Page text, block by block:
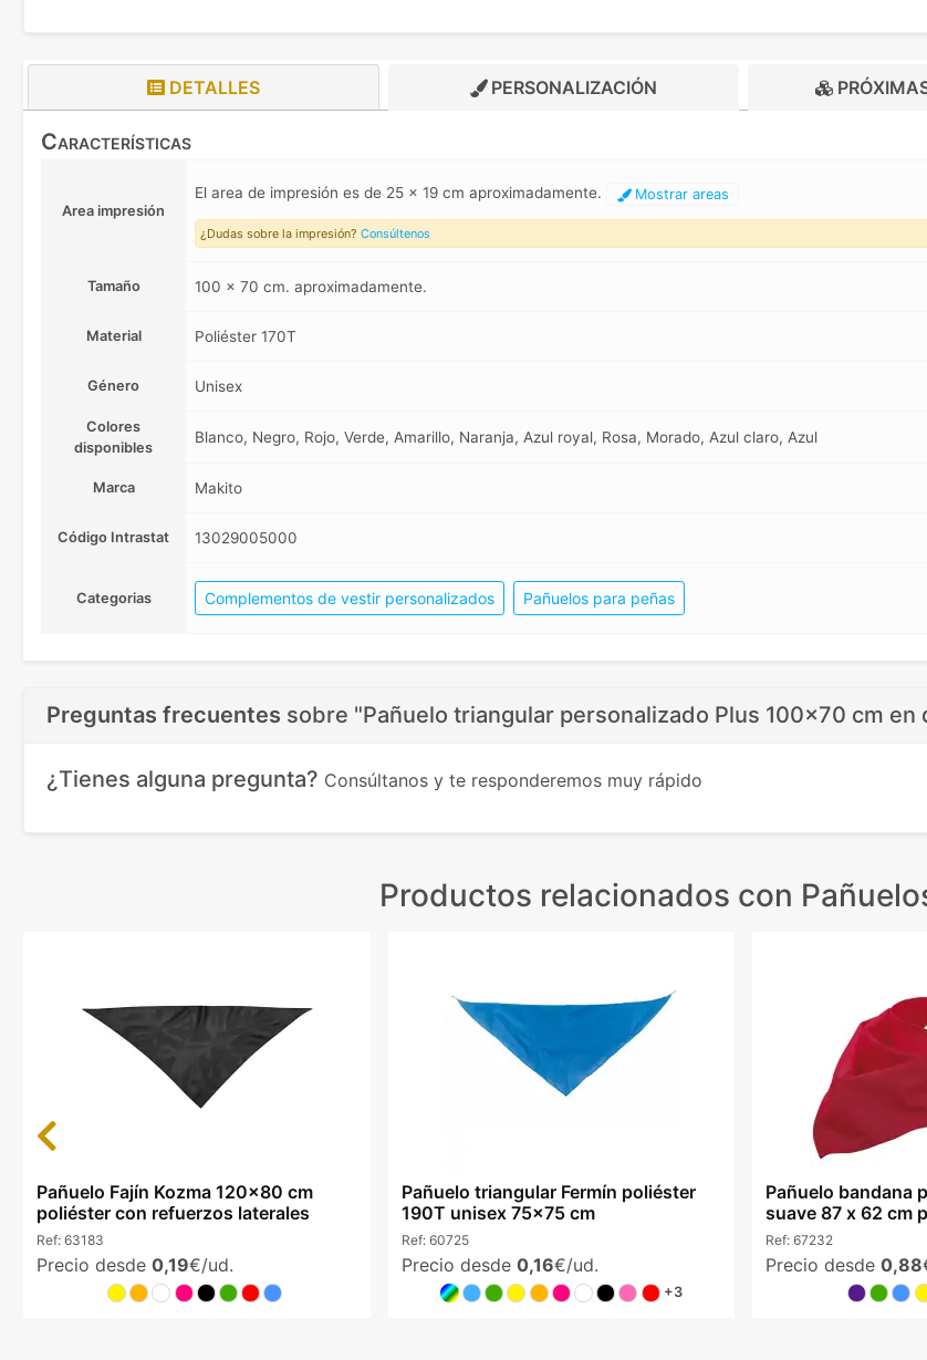
DETALLES PERSONALIZACIÓN
Características
Area impresión
El area de impresión es de 25 x 19 cm aproximadamente. Mostrar areas
¿Dudas sobre la impresión? Consúltenos
Tamaño 100 x 70 cm. aproximadamente.
Material Poliéster 170T
Género Unisex
Colores
disponibles
Blanco, Negro, Rojo, Verde, Amarillo, Naranja, Azul royal, Rosa, Morado, Azul claro, Azul
Marca Makito
Código Intrastat 13029005000
Categorias Complementos de vestir personalizados Pañuelos para peñas
Preguntas frecuentes sobre "Pañuelo triangular personalizado Plus 100x70 cm en
¿Tienes alguna pregunta? Consúltanos y te responderemos muy rápido
Productos relacionados con
Pañuelo Fajín Kozma 120x80 cm
poliéster con refuerzos laterales
Ref: 63183
Precio desde 0,19€/ud.
Pañuelo triangular Fermín poliéster
190T unisex 75x75 cm
Ref: 60725
Precio desde 0,16€/ud.
+3
Pañuelo bandana
suave 87 x 62 cm
Ref: 67232
Precio desde 0,88
Previous